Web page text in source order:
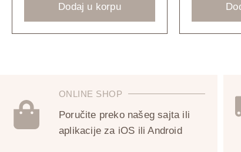
Dodaj u korpu
ONLINE SHOP
Poručite preko našeg sajta ili
aplikacije za iOS ili Android